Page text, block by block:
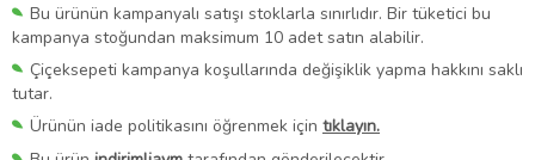
Bu ürünün kampanyalı satışı stoklarla sınırlıdır. Bir tüketici bu
kampanya stoğundan maksimum 10 adet satın alabilir.
Çiçeksepeti kampanya koşullarında değişiklik yapma hakkını saklı
tutar.
Ürünün iade politikasını öğrenmek için tıklayın.